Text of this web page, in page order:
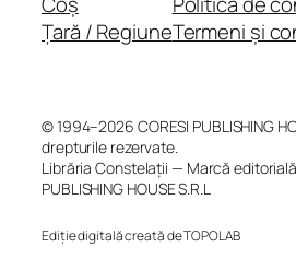
Țară / RegiuneTermeni și
© 1994–2026 CORESI PUBLISHING
drepturile rezervate.
Librăria Constelații — Marcă editorială
PUBLISHING HOUSE S.R.L
Ediție digitală creată de TOPOLAB